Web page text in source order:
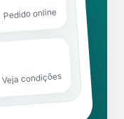
Pedido online
Veja condições